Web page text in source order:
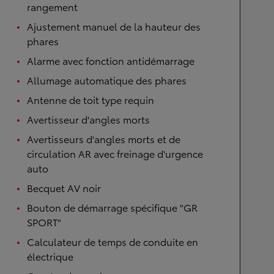
rangement
Ajustement manuel de la hauteur des
phares
Alarme avec fonction antidémarrage
Allumage automatique des phares
Antenne de toit type requin
Avertisseur d'angles morts
Avertisseurs d'angles morts et de
circulation AR avec freinage d'urgence
auto
Becquet AV noir
Bouton de démarrage spécifique "GR
SPORT"
Calculateur de temps de conduite en
électrique